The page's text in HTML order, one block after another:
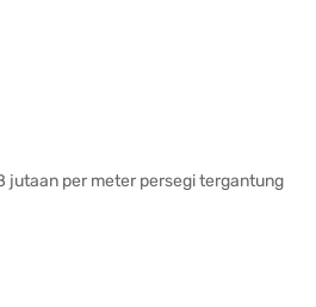
jutaan per meter persegi tergantung